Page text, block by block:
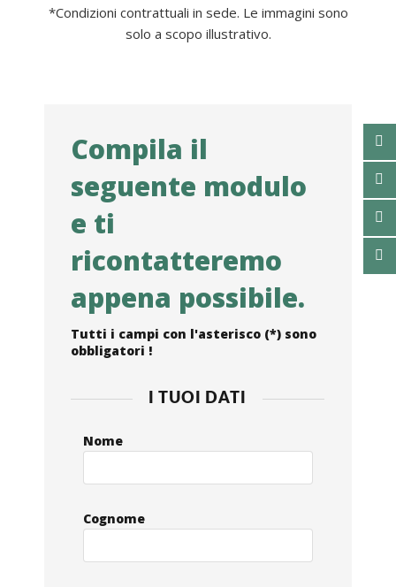
*Condizioni contrattuali in sede. Le immagini sono
solo a scopo illustrativo.
Compila il
seguente modulo
e ti
ricontatteremo
appena possibile.
Tutti i campi con l'asterisco (*) sono
obbligatori !
I TUOI DATI
Nome
Cognome